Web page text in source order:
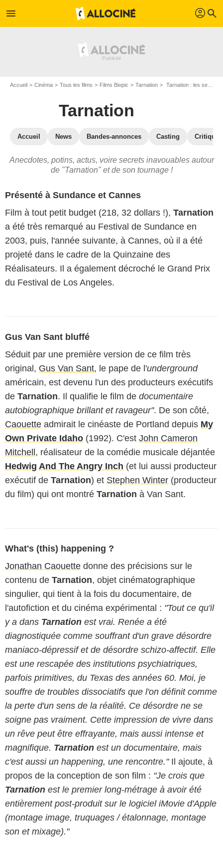
menu profil search
Accueil Cinéma Tous les films Films Biopic Tarnation Tarnation : les secrets du tournage
Tarnation
Accueil News Bandes-annonces Casting
Anecdotes, potins, actus, voire secrets inavouables autour
de "Tarnation" et de son tournage !
Présenté à Sundance et Cannes
Film à tout petit budget (218, 32 dollars !), Tarnation
a été très remarqué au Festival de Sundance en
2003, puis, l'année suivante, à Cannes, où il a été
projeté dans le cadre de la Quinzaine des
Réalisateurs. Il a également décroché le Grand Prix
du Festival de Los Angeles.
Gus Van Sant bluffé
Séduit par une première version de ce film très
original, Gus Van Sant, le pape de l'underground
américain, est devenu l'un des producteurs exécutifs
de Tarnation. Il qualifie le film de documentaire
autobiographique brillant et ravageur". De son côté,
Caouette admirait le cinéaste de Portland depuis My
Own Private Idaho (1992). C'est John Cameron
Mitchell , réalisateur de la comédie musicale déjantée
Hedwig And The Angry Inch (et lui aussi producteur
exécutif de Tarnation) et Stephen Winter (producteur
du film) qui ont montré Tarnation à Van Sant.
What's (this) happening ?
Jonathan Caouette donne des précisions sur le
contenu de Tarnation, objet cinématographique
singulier, qui tient à la fois du documentaire, de
l'autofiction et du cinéma expérimental : "Tout ce qu'il
y a dans Tarnation est vrai. Renée a été
diagnostiquée comme souffrant d'un grave désordre
maniaco-dépressif et de désordre schizo-affectif. Elle
est une rescapée des institutions psychiatriques,
parfois primitives, du Texas des années 60. Moi, je
souffre de troubles dissociatifs que l'on définit comme
la perte d'un sens de la réalité. Ce désordre ne se
soigne pas vraiment. Cette impression de vivre dans
un rêve peut être effrayante, mais aussi intense et
magnifique. Tarnation est un documentaire, mais
c'est aussi un happening, une rencontre."Il ajoute, à
propos de la conception de son film : "Je crois que
Tarnation est le premier long-métrage à avoir été
entièrement post-produit sur le logiciel iMovie d'Apple
(montage image, truquages / étalonnage, montage
son et mixage)."